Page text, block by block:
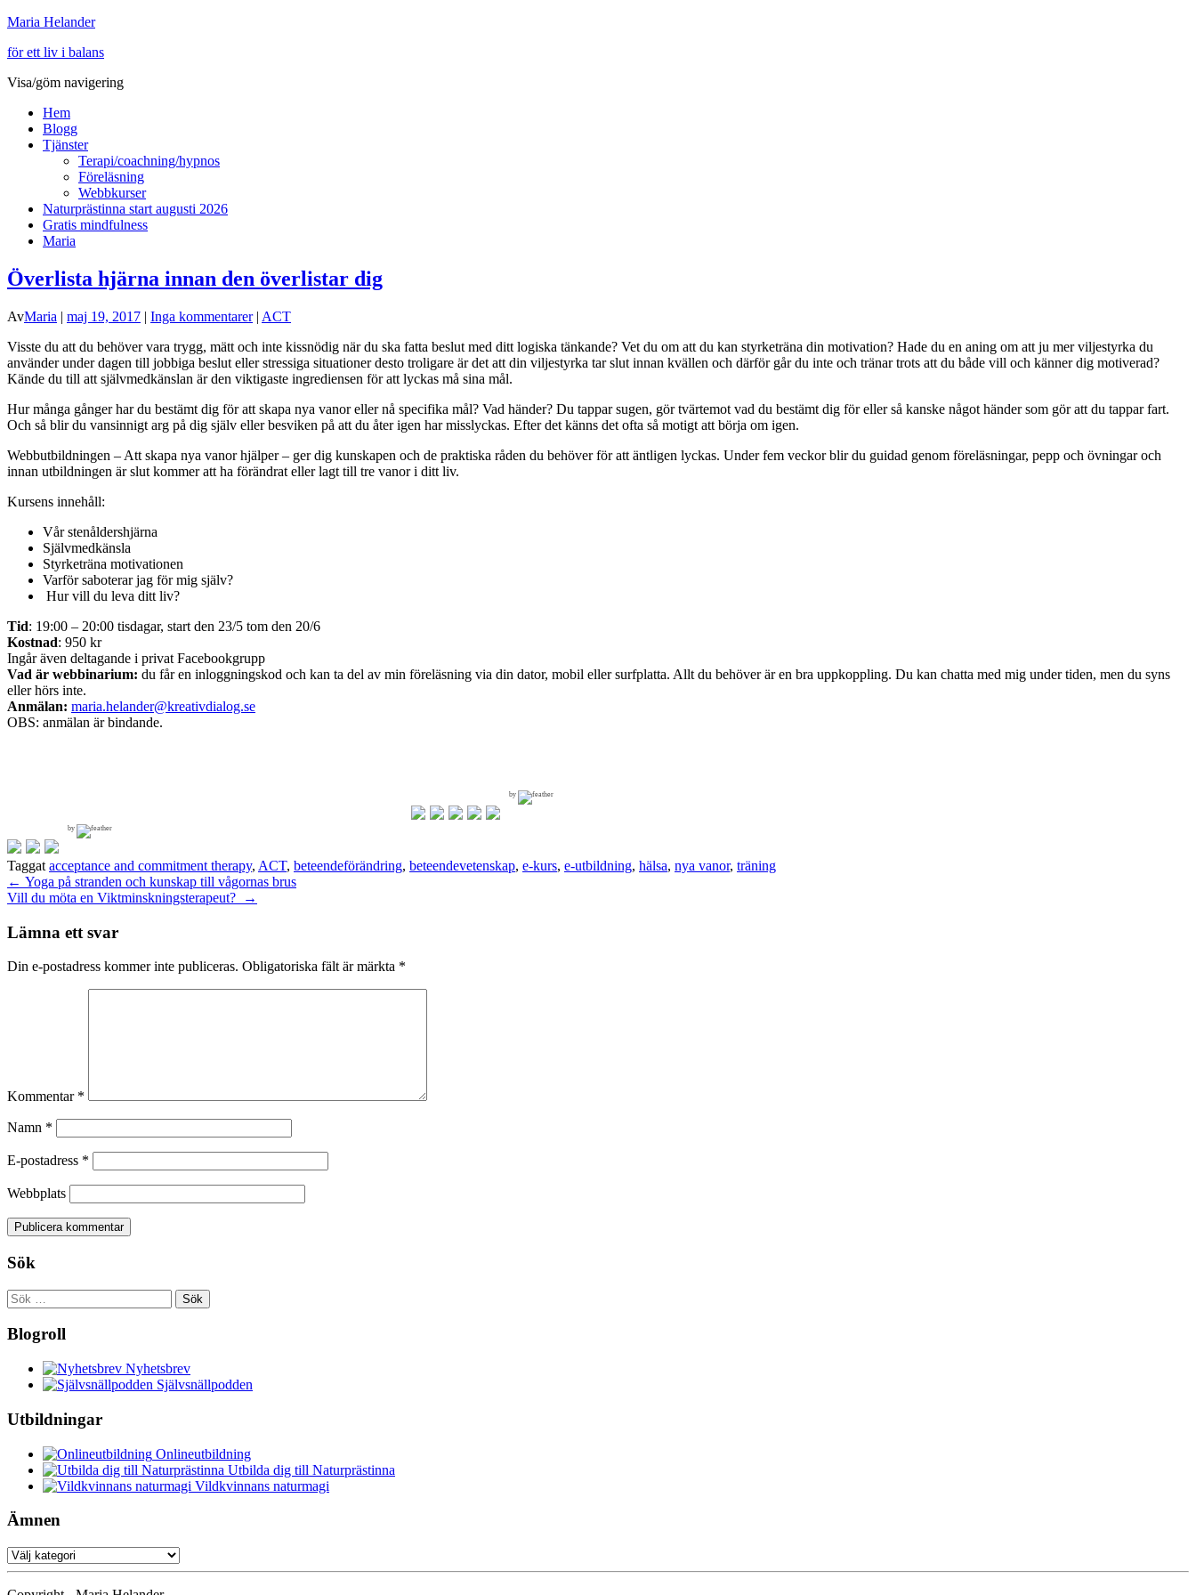
Maria Helander
för ett liv i balans
Visa/göm navigering
Hem
Blogg
Tjänster
Terapi/coachning/hypnos
Föreläsning
Webbkurser
Naturprästinna start augusti 2026
Gratis mindfulness
Maria
Överlista hjärna innan den överlistar dig
AvMaria | maj 19, 2017 | Inga kommentarer| ACT
Visste du att du behöver vara trygg, mätt och inte kissnödig när du ska fatta beslut med ditt logiska tänkande? Vet du om att du kan styrketräna din motivation? Hade du en aning om att ju mer viljestyrka du
använder under dagen till jobbiga beslut eller stressiga situationer desto troligare är det att din viljestyrka tar slut innan kvällen och därför går du inte och tränar trots att du både vill och känner dig motiverad?
Kände du till att självmedkänslan är den viktigaste ingrediensen för att lyckas må sina mål.
Hur många gånger har du bestämt dig för att skapa nya vanor eller nå specifika mål? Vad händer? Du tappar sugen, gör tvärtemot vad du bestämt dig för eller så kanske något händer som gör att du tappar fart.
Och så blir du vansinnigt arg på dig själv eller besviken på att du åter igen har misslyckas. Efter det känns det ofta så motigt att börja om igen.
Webbutbildningen – Att skapa nya vanor hjälper – ger dig kunskapen och de praktiska råden du behöver för att äntligen lyckas. Under fem veckor blir du guidad genom föreläsningar, pepp och övningar och
innan utbildningen är slut kommer att ha förändrat eller lagt till tre vanor i ditt liv.
Kursens innehåll:
Vår stenåldershjärna
Självmedkänsla
Styrketräna motivationen
Varför saboterar jag för mig själv?
Hur vill du leva ditt liv?
Tid: 19:00 – 20:00 tisdagar, start den 23/5 tom den 20/6
Kostnad: 950 kr
Ingår även deltagande i privat Facebookgrupp
Vad är webbinarium: du får en inloggningskod och kan ta del av min föreläsning via din dator, mobil eller surfplatta. Allt du behöver är en bra uppkoppling. Du kan chatta med mig under tiden, men du syns
eller hörs inte.
Anmälan: maria.helander@kreativdialog.se
OBS: anmälan är bindande.
by
by
Taggat acceptance and commitment therapy, ACT, beteendeförändring, beteendevetenskap, e-kurs, e-utbildning, hälsa, nya vanor, träning
Inläggsnavigering
← Yoga på stranden och kunskap till vågornas brus
Vill du möta en Viktminskningsterapeut?
→
Lämna ett svar
Din e-postadress kommer inte publiceras. Obligatoriska fält är märkta *
Kommentar *
Namn *
E-postadress *
Webbplats
Sök
Sök
efter:
Blogroll
Nyhetsbrev
Självsnällpodden
Utbildningar
Onlineutbildning
Utbilda dig till Naturprästinna
Vildkvinnans naturmagi
Ämnen
Ämnen